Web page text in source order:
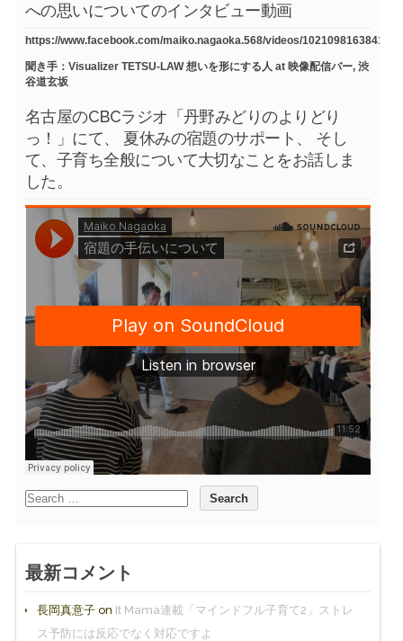
への思いについてのインタビュー動画
https://www.facebook.com/maiko.nagaoka.568/videos/
聞き手：Visualizer TETSU-LAW 想いを形にする人 at 映像配信バー, 渋
谷道玄坂
名古屋のCBCラジオ「丹野みどりのよりどり
っ！」にて、 夏休みの宿題のサポート、 そし
て、子育ち全般について大切なことをお話しま
した。
最新コメント
長岡真意子on It Mama連載「マインドフル子育て2」ストレ
ス予防には反応でなく対応ですよ